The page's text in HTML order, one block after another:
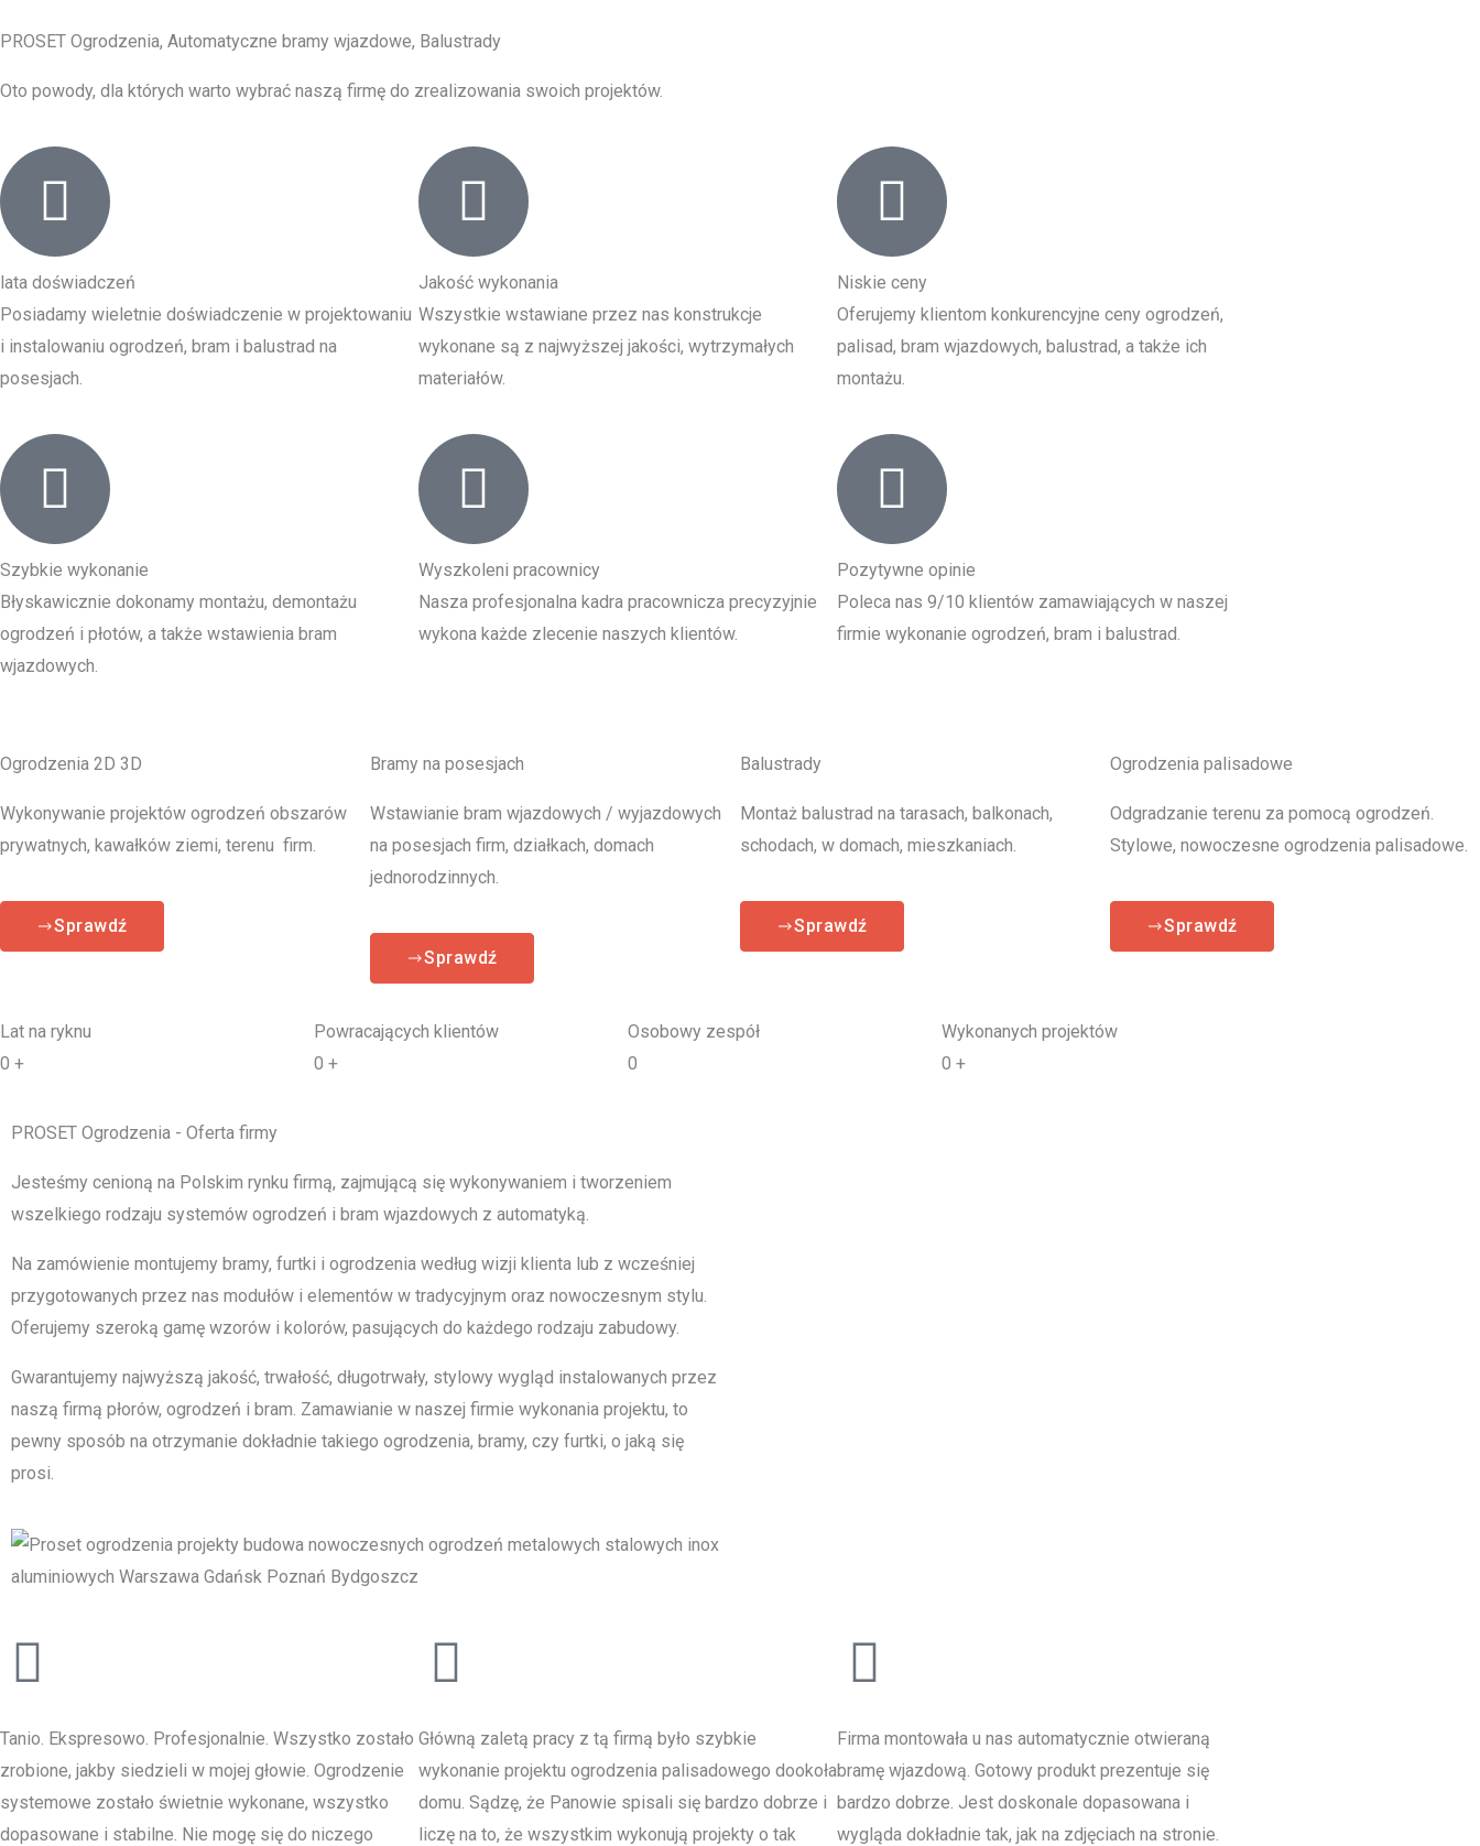
PROSET Ogrodzenia, Automatyczne bramy wjazdowe, Balustrady
Oto powody, dla których warto wybrać naszą firmę do zrealizowania swoich projektów.
lata doświadczeń
Posiadamy wieletnie doświadczenie w projektowaniu
i instalowaniu ogrodzeń, bram i balustrad na
posesjach.
Szybkie wykonanie
Błyskawicznie dokonamy montażu, demontażu
ogrodzeń i płotów, a także wstawienia bram
wjazdowych.
Jakość wykonania
Wszystkie wstawiane przez nas konstrukcje
wykonane są z najwyższej jakości, wytrzymałych
materiałów.
Wyszkoleni pracownicy
Nasza profesjonalna kadra pracownicza precyzyjnie
wykona każde zlecenie naszych klientów.
Niskie ceny
Oferujemy klientom konkurencyjne ceny ogrodzeń,
palisad, bram wjazdowych, balustrad, a także ich
montażu.
Pozytywne opinie
Poleca nas 9/10 klientów zamawiających w naszej
firmie wykonanie ogrodzeń, bram i balustrad.
Ogrodzenia 2D 3D
Wykonywanie projektów ogrodzeń obszarów
prywatnych, kawałków ziemi, terenu firm.
Sprawdź
Bramy na posesjach
Wstawianie bram wjazdowych / wyjazdowych
na posesjach firm, działkach, domach
jednorodzinnych.
Sprawdź
Balustrady
Montaż balustrad na tarasach, balkonach,
schodach, w domach, mieszkaniach.
Sprawdź
Ogrodzenia palisadowe
Odgradzanie terenu za pomocą ogrodzeń.
Stylowe, nowoczesne ogrodzenia palisadowe.
Sprawdź
Lat na ryknu
0 +
Powracających klientów
0 +
Osobowy zespół
0
Wykonanych projektów
0 +
PROSET Ogrodzenia - Oferta firmy
Jesteśmy cenioną na Polskim rynku firmą, zajmującą się wykonywaniem i tworzeniem
wszelkiego rodzaju systemów ogrodzeń i bram wjazdowych z automatyką.
Na zamówienie montujemy bramy, furtki i ogrodzenia według wizji klienta lub z wcześniej
przygotowanych przez nas modułów i elementów w tradycyjnym oraz nowoczesnym stylu.
Oferujemy szeroką gamę wzorów i kolorów, pasujących do każdego rodzaju zabudowy.
Gwarantujemy najwyższą jakość, trwałość, długotrwały, stylowy wygląd instalowanych przez
naszą firmą płorów, ogrodzeń i bram. Zamawianie w naszej firmie wykonania projektu, to
pewny sposób na otrzymanie dokładnie takiego ogrodzenia, bramy, czy furtki, o jaką się
prosi.
Tanio. Ekspresowo. Profesjonalnie. Wszystko zostało
zrobione, jakby siedzieli w mojej głowie. Ogrodzenie
systemowe zostało świetnie wykonane, wszystko
dopasowane i stabilne. Nie mogę się do niczego
Główną zaletą pracy z tą firmą było szybkie
wykonanie projektu ogrodzenia palisadowego dookoła
domu. Sądzę, że Panowie spisali się bardzo dobrze i
liczę na to, że wszystkim wykonują projekty o tak
Firma montowała u nas automatycznie otwieraną
bramę wjazdową. Gotowy produkt prezentuje się
bardzo dobrze. Jest doskonale dopasowana i
wygląda dokładnie tak, jak na zdjęciach na stronie.